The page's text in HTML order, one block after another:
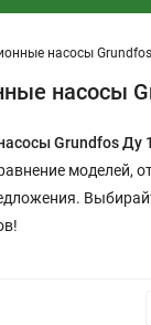
насосы
насосы
Grundfos Ду
моделей,